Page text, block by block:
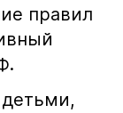
правил
детьми,